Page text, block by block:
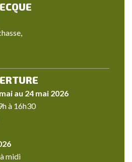
au 24 mai 2026
à 16h30
midi